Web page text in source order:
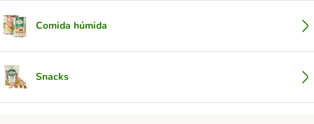
Comida húmida
Snacks